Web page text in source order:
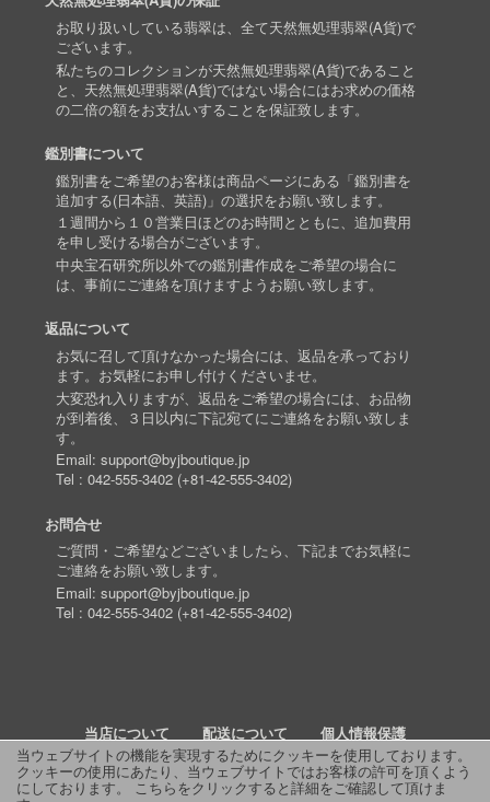
当ウェブサイトの機能を実現するためにクッキーを使用しております。
クッキーの使用にあたり、当ウェブサイトではお客様の許可を頂くよう
にしております。 こちらをクリックすると詳細をご確認して頂けま
お取り扱いしている翡翠は、全て天然無処理翡翠(A貨)で
ございます。
私たちのコレクションが天然無処理翡翠(A貨)であること
と、天然無処理翡翠(A貨)ではない場合にはお求めの価格
の二倍の額をお支払いすることを保証致します。
鑑別書について
鑑別書をご希望のお客様は商品ページにある「鑑別書を
追加する(日本語、英語)」の選択をお願い致します。
１週間から１０営業日ほどのお時間とともに、追加費用
を申し受ける場合がございます。
中央宝石研究所以外での鑑別書作成をご希望の場合に
は、事前にご連絡を頂けますようお願い致します。
返品について
お気に召して頂けなかった場合には、返品を承っており
ます。お気軽にお申し付けくださいませ。
大変恐れ入りますが、返品をご希望の場合には、お品物
が到着後、３日以内に下記宛てにご連絡をお願い致しま
す。
Email: support@byjboutique.jp
Tel : 042-555-3402(+81-42-555-3402)
お問合せ
ご質問・ご希望などございましたら、下記までお気軽に
ご連絡をお願い致します。
Email: support@byjboutique.jp
Tel : 042-555-3402(+81-42-555-3402)
当店について 配送について
個人情報保護
詳細検索
よくあるご質問 お問い合わせ RSS